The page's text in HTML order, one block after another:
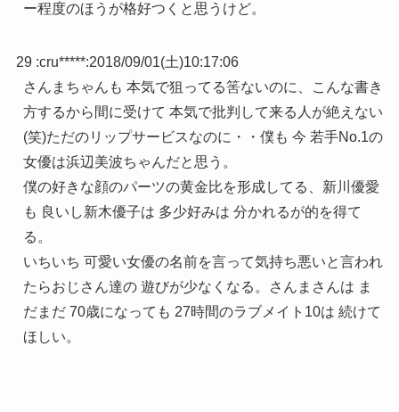
ー程度のほうが格好つくと思うけど。
29 :cru*****:2018/09/01(土)10:17:06
さんまちゃんも 本気で狙ってる筈ないのに、こんな書き
方するから間に受けて 本気で批判して来る人が絶えない
(笑)ただのリップサービスなのに・・僕も 今 若手No.1の
女優は浜辺美波ちゃんだと思う。
僕の好きな顔のパーツの黄金比を形成してる、新川優愛
も 良いし新木優子は 多少好みは 分かれるが的を得て
る。
いちいち 可愛い女優の名前を言って気持ち悪いと言われ
たらおじさん達の 遊びが少なくなる。さんまさんは ま
だまだ 70歳になっても 27時間のラブメイト10は 続けて
ほしい。